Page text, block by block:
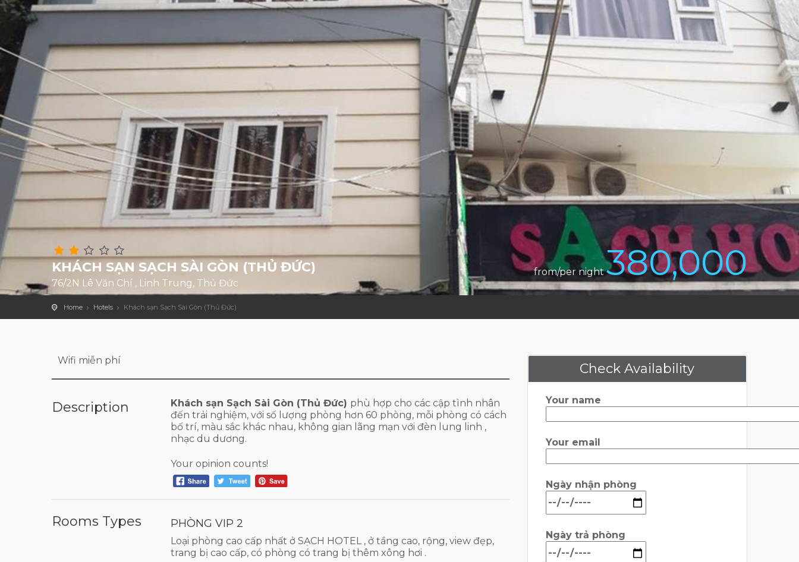
KHÁCH SẠN SẠCH SÀI GÒN (THỦ ĐỨC)
76/2N Lê Văn Chí , Linh Trung, Thủ Đức
from/per night380,000
Home Hotels Khách sạn Sạch Sài Gòn (Thủ Đức)
Wifi miễn phí
Description Khách sạn Sạch Sài Gòn (Thủ Đức) phù hợp cho các cập tình nhân
đến trải nghiệm, với số lượng phòng hơn 60 phòng, mỗi phòng có cách
bố trí, màu sắc khác nhau, không gian lãng mạn với đèn lung linh ,
nhạc du dương.
Your opinion counts!
Rooms Types PHÒNG VIP 2
Loại phòng cao cấp nhất ở SẠCH HOTEL , ở tầng cao, rộng, view đẹp,
trang bị cao cấp, có phòng có trang bị thêm xông hơi .
Check Availability
Your name
Your email
Ngày nhận phòng
Ngày trả phòng